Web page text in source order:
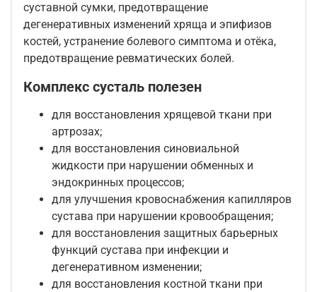
суставной сумки, предотвращение
дегенеративных изменений хряща и эпифизов
костей, устранение болевого симптома и отёка,
предотвращение ревматических болей.
Комплекс сусталь полезен
для восстановления хрящевой ткани при
артрозах;
для восстановления синовиальной
жидкости при нарушении обменных и
эндокринных процессов;
для улучшения кровоснабжения капилляров
сустава при нарушении кровообращения;
для восстановления защитных барьерных
функций сустава при инфекции и
дегенеративном изменении;
для восстановления костной ткани при